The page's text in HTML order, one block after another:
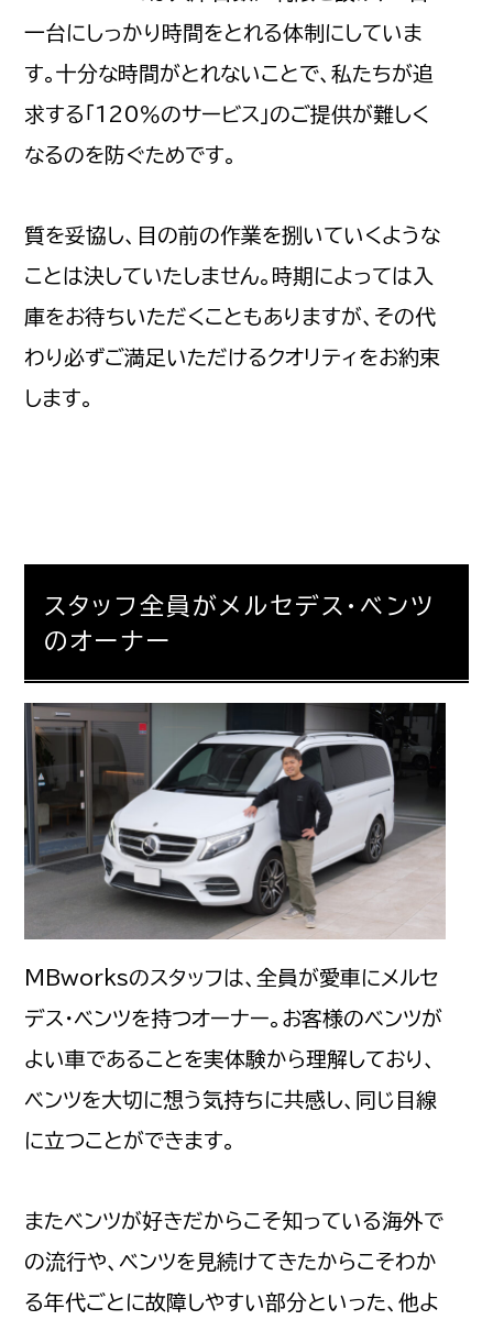
一台にしっかり時間をとれる体制にしていま
す。十分な時間がとれないことで、私たちが追
求する「120％のサービス」のご提供が難しく
なるのを防ぐためです。
質を妥協し、目の前の作業を捌いていくような
ことは決していたしません。時期によっては入
庫をお待ちいただくこともありますが、その代
わり必ずご満足いただけるクオリティをお約束
します。
スタッフ全員がメルセデス・ベンツ
のオーナー
MBworksのスタッフは、全員が愛車にメルセ
デス・ベンツを持つオーナー。お客様のベンツが
よい車であることを実体験から理解しており、
ベンツを大切に想う気持ちに共感し、同じ目線
に立つことができます。
またベンツが好きだからこそ知っている海外で
の流行や、ベンツを見続けてきたからこそわか
る年代ごとに故障しやすい部分といった、他よ